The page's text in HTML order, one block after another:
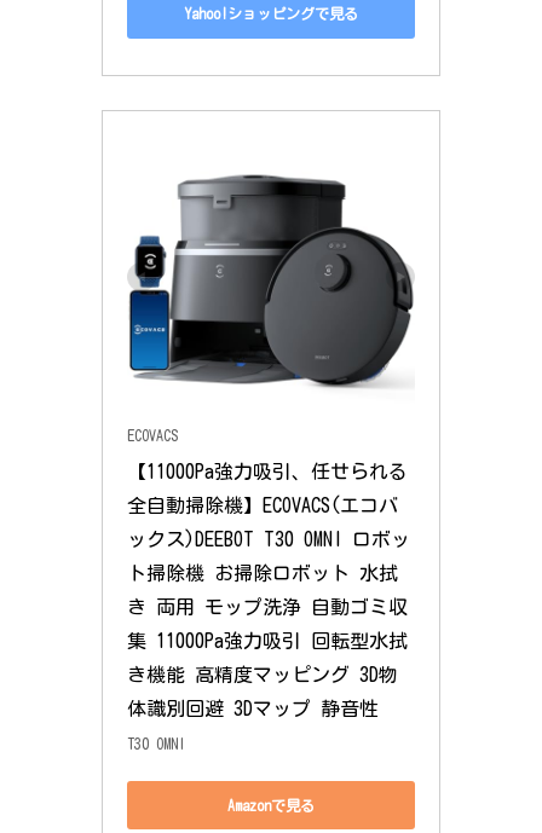
Yahoo!ショッピングで見る
ECOVACS
【11000Pa強力吸引、任せられる
全自動掃除機】ECOVACS(エコバ
ックス)DEEBOT T30 OMNI ロボッ
ト掃除機 お掃除ロボット 水拭
き 両用 モップ洗浄 自動ゴミ収
集 11000Pa強力吸引 回転型水拭
き機能 高精度マッピング 3D物
体識別回避 3Dマップ 静音性
T30 OMNI
Amazonで見る